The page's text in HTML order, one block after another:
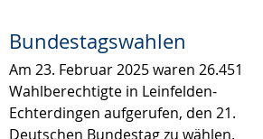
Bundestagswahlen
Am 23. Februar 2025 waren 26.451
Wahlberechtigte in Leinfelden-
Echterdingen aufgerufen, den 21.
Deutschen Bundestag zu wählen.